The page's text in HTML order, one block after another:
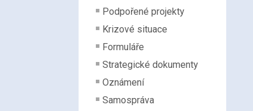
Podpořené projekty
Krizové situace
Formuláře
Strategické dokumenty
Oznámení
Samospráva